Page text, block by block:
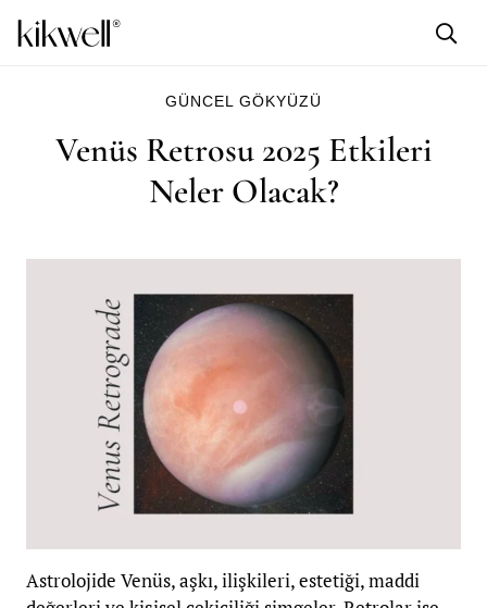
GÜNCEL GÖKYÜZÜ
Venüs Retrosu 2025 Etkileri
Neler Olacak?
Astrolojide Venüs, aşkı, ilişkileri, estetiği, maddi